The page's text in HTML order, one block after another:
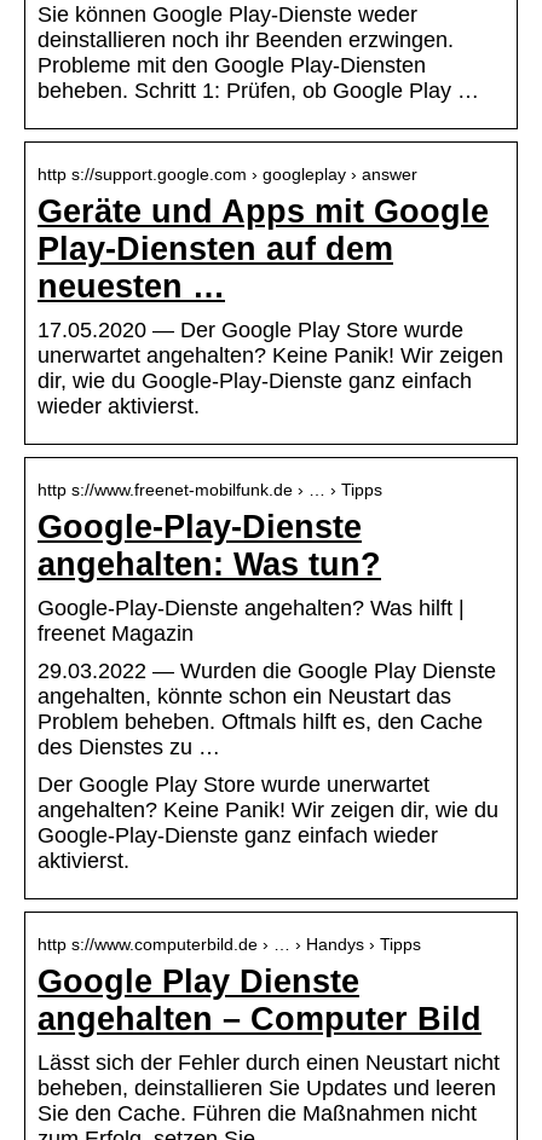
Sie können Google Play-Dienste weder
deinstallieren noch ihr Beenden erzwingen.
Probleme mit den Google Play-Diensten
beheben. Schritt 1: Prüfen, ob Google Play …
http s://support.google.com › googleplay › answer
Geräte und Apps mit Google
Play-Diensten auf dem
neuesten …
17.05.2020 — Der Google Play Store wurde
unerwartet angehalten? Keine Panik! Wir zeigen
dir, wie du Google-Play-Dienste ganz einfach
wieder aktivierst.
http s://www.freenet-mobilfunk.de › … › Tipps
Google-Play-Dienste
angehalten: Was tun?
Google-Play-Dienste angehalten? Was hilft |
freenet Magazin
29.03.2022 — Wurden die Google Play Dienste
angehalten, könnte schon ein Neustart das
Problem beheben. Oftmals hilft es, den Cache
des Dienstes zu …
Der Google Play Store wurde unerwartet
angehalten? Keine Panik! Wir zeigen dir, wie du
Google-Play-Dienste ganz einfach wieder
aktivierst.
http s://www.computerbild.de › … › Handys › Tipps
Google Play Dienste
angehalten – Computer Bild
Lässt sich der Fehler durch einen Neustart nicht
beheben, deinstallieren Sie Updates und leeren
Sie den Cache. Führen die Maßnahmen nicht